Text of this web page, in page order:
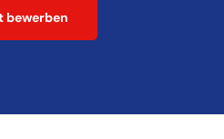
bewerben